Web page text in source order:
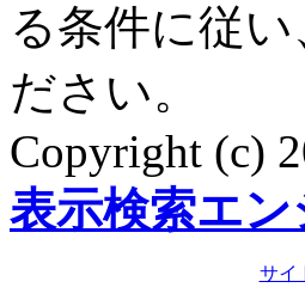
る条件に従
ださい。
Copyright (c)
表示検索エン
サイ